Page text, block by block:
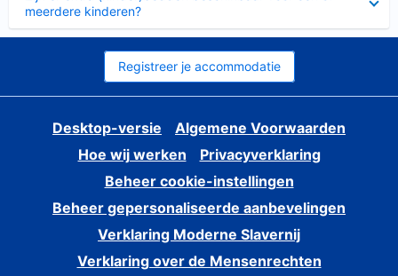
meerdere kinderen?
Registreer je accommodatie
Desktop-versie
Algemene Voorwaarden
Hoe wij werken
Privacyverklaring
Beheer cookie-instellingen
Beheer gepersonaliseerde aanbevelingen
Verklaring Moderne Slavernij
Verklaring over de Mensenrechten